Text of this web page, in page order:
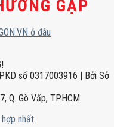
GẶP
ở đâu
số 0317003916 | Bởi Sở
Q. Gò Vấp, TPHCM
nhất